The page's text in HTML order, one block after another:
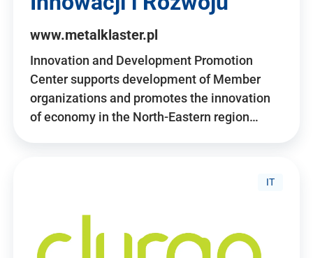
www.metalklaster.pl
Innovation and Development Promotion
Center supports development of Member
organizations and promotes the innovation
of economy in the North-Eastern region…
IT